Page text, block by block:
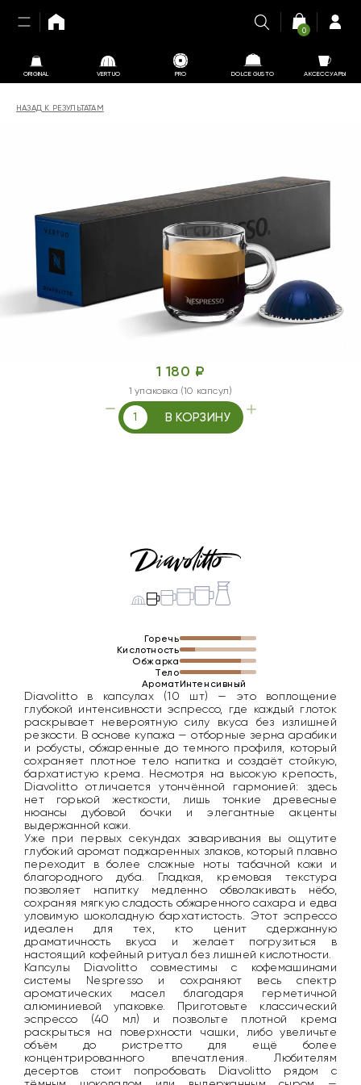
ORIGINAL VERTUO PRO DOLCE GUSTO АКСЕССУАРЫ
0
НАЗАД К РЕЗУЛЬТАТАМ
1 180 ₽
1 упаковка (10 капсул)
В КОРЗИНУ
Горечь
Кислотность
Обжарка
Тело
АроматИнтенсивный
Diavolitto в капсулах (10 шт) — это воплощение
глубокой интенсивности эспрессо, где каждый глоток
раскрывает невероятную силу вкуса без излишней
резкости. В основе купажа — отборные зерна арабики
и робусты, обжаренные до темного профиля, который
сохраняет плотное тело напитка и создаёт стойкую,
бархатистую крема. Несмотря на высокую крепость,
Diavolitto отличается утончённой гармонией: здесь
нет горькой жесткости, лишь тонкие древесные
нюансы дубовой бочки и элегантные акценты
выдержанной кожи.
Уже при первых секундах заваривания вы ощутите
глубокий аромат поджаренных злаков, который плавно
переходит в более сложные ноты табачной кожи и
благородного дуба. Гладкая, кремовая текстура
позволяет напитку медленно обволакивать нёбо,
сохраняя мягкую сладость обжаренного сахара и едва
уловимую шоколадную бархатистость. Этот эспрессо
идеален для тех, кто ценит сдержанную
драматичность вкуса и желает погрузиться в
настоящий кофейный ритуал без лишней кислотности.
Капсулы Diavolitto совместимы с кофемашинами
системы Nespresso и сохраняют весь спектр
ароматических масел благодаря герметичной
алюминиевой упаковке. Приготовьте классический
эспрессо (40 мл) и позвольте плотной крема
раскрыться на поверхности чашки, либо увеличьте
объём до ристретто для ещё более
концентрированного впечатления. Любителям
десертов стоит попробовать Diavolitto рядом с